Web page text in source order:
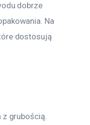
dobrze
Na
dostosują
grubością.